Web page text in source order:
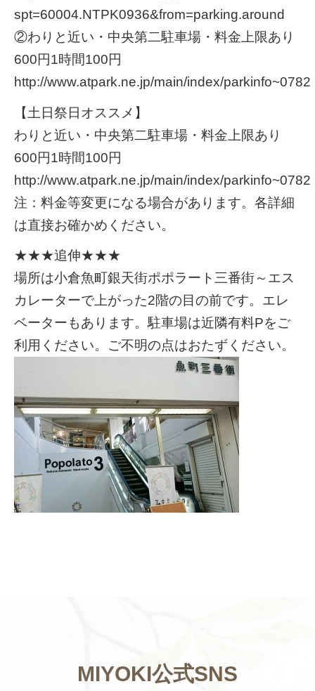
spt=60004.NTPK0936&from=parking.around
②わりと近い・中央第二駐車場・料金上限あり
600円1時間100円
http://www.atpark.ne.jp/main/index/parkinfo~0782
【土日祭日オススメ】
わりと近い・中央第二駐車場・料金上限あり
600円1時間100円
http://www.atpark.ne.jp/main/index/parkinfo~0782
注：料金等変更になる場合があります。各詳細
は直接お確かめください。
★★★追伸★★★
場所は小倉魚町銀天街ポポラート三番街～エス
カレーターで上がった2階の目の前です。エレ
ベーターもあります。駐車場は近隣有料Pをご
利用ください。ご不明の点はおたずください。
MIYOKI公式SNS